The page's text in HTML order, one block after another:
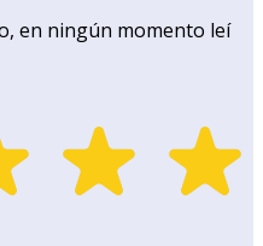
en ningún momento leí